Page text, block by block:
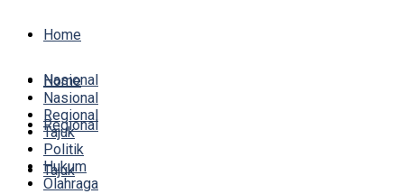
Home
Nasional
Regional
Tajuk
Home
Nasional
Regional
Tajuk
Politik
Hukum
Olahraga